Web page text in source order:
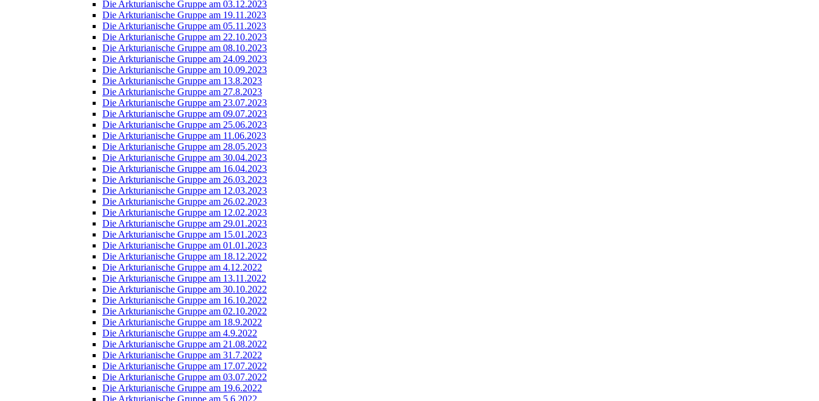
Die Arkturianische Gruppe am 03.12.2023
Die Arkturianische Gruppe am 19.11.2023
Die Arkturianische Gruppe am 05.11.2023
Die Arkturianische Gruppe am 22.10.2023
Die Arkturianische Gruppe am 08.10.2023
Die Arkturianische Gruppe am 24.09.2023
Die Arkturianische Gruppe am 10.09.2023
Die Arkturianische Gruppe am 13.8.2023
Die Arkturianische Gruppe am 27.8.2023
Die Arkturianische Gruppe am 23.07.2023
Die Arkturianische Gruppe am 09.07.2023
Die Arkturianische Gruppe am 25.06.2023
Die Arkturianische Gruppe am 11.06.2023
Die Arkturianische Gruppe am 28.05.2023
Die Arkturianische Gruppe am 30.04.2023
Die Arkturianische Gruppe am 16.04.2023
Die Arkturianische Gruppe am 26.03.2023
Die Arkturianische Gruppe am 12.03.2023
Die Arkturianische Gruppe am 26.02.2023
Die Arkturianische Gruppe am 12.02.2023
Die Arkturianische Gruppe am 29.01.2023
Die Arkturianische Gruppe am 15.01.2023
Die Arkturianische Gruppe am 01.01.2023
Die Arkturianische Gruppe am 18.12.2022
Die Arkturianische Gruppe am 4.12.2022
Die Arkturianische Gruppe am 13.11.2022
Die Arkturianische Gruppe am 30.10.2022
Die Arkturianische Gruppe am 16.10.2022
Die Arkturianische Gruppe am 02.10.2022
Die Arkturianische Gruppe am 18.9.2022
Die Arkturianische Gruppe am 4.9.2022
Die Arkturianische Gruppe am 21.08.2022
Die Arkturianische Gruppe am 31.7.2022
Die Arkturianische Gruppe am 17.07.2022
Die Arkturianische Gruppe am 03.07.2022
Die Arkturianische Gruppe am 19.6.2022
Die Arkturianische Gruppe am 5.6.2022